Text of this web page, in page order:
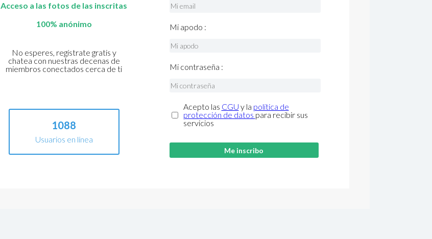
Acceso a las fotos de las inscritas
100% anónimo
No esperes, regístrate gratis y
chatea con nuestras decenas de
miembros conectados cerca de ti
1088
Usuarios en línea
Mi apodo :
Mi contraseña :
Acepto las CGU y la política de
protección de datos para recibir sus
servicios